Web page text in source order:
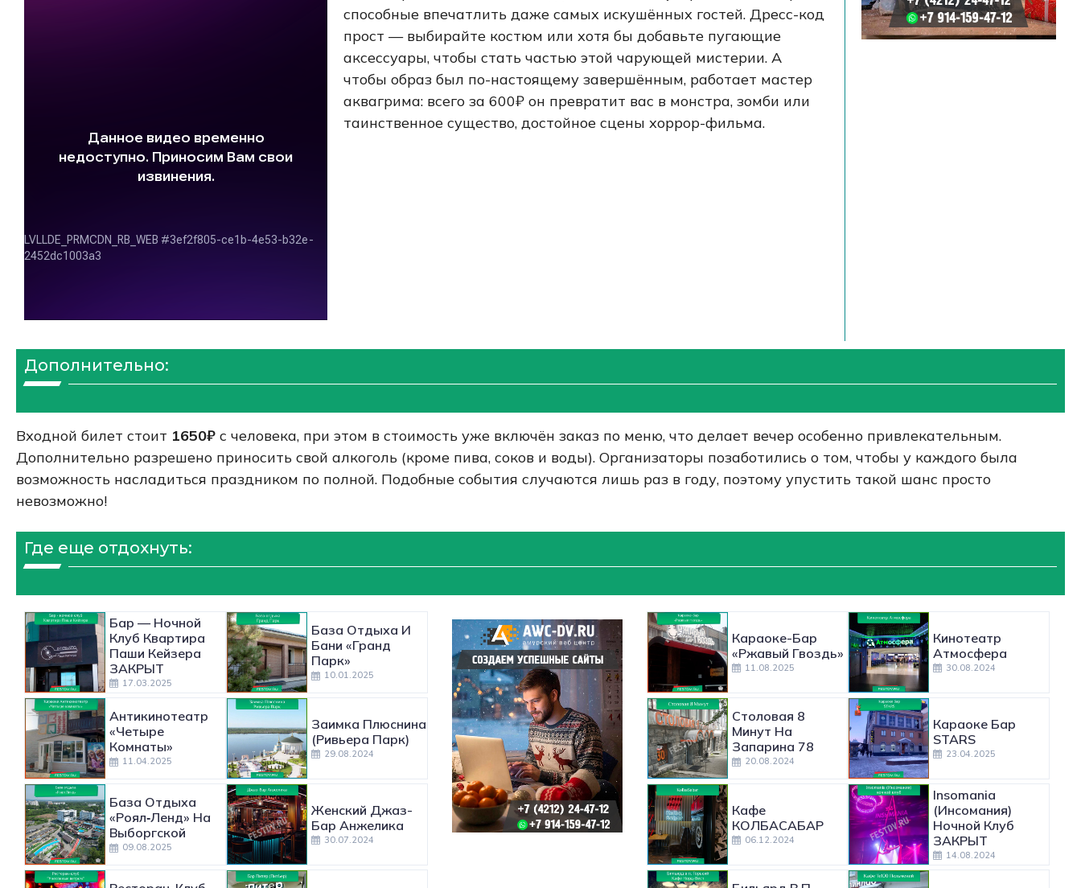
способные впечатлить даже самых искушённых гостей. Дресс-код
прост — выбирайте костюм или хотя бы добавьте пугающие
аксессуары, чтобы стать частью этой чарующей мистерии. А
чтобы образ был по-настоящему завершённым, работает мастер
аквагрима: всего за 600₽ он превратит вас в монстра, зомби или
таинственное существо, достойное сцены хоррор-фильма.
Дополнительно:
Входной билет стоит 1650₽ с человека, при этом в стоимость уже включён заказ по меню, что делает вечер особенно привлекательным.
Дополнительно разрешено приносить свой алкоголь (кроме пива, соков и воды). Организаторы позаботились о том, чтобы у каждого была
возможность насладиться праздником по полной. Подобные события случаются лишь раз в году, поэтому упустить такой шанс просто
невозможно!
Где еще отдохнуть:
Бар — Ночной
Клуб Квартира
Паши Кейзера
ЗАКРЫТ
17.03.2025
База Отдыха И
Бани «Гранд
Парк»
10.01.2025
Антикинотеатр
«Четыре
Комнаты»
11.04.2025
Заимка Плюснина
(Ривьера Парк)
29.08.2024
База Отдыха
«Роял‑Ленд» На
Выборгской
09.08.2025
Женский Джаз-
Бар Анжелика
30.07.2024
Караоке-Бар
«Ржавый Гвоздь»
11.08.2025
Кинотеатр
Атмосфера
30.08.2024
Столовая 8
Минут На
Запарина 78
20.08.2024
Караоке Бар
STARS
23.04.2025
Кафе
КОЛБАСАБАР
06.12.2024
Insomania
(Инсомания)
Ночной Клуб
ЗАКРЫТ
14.08.2024